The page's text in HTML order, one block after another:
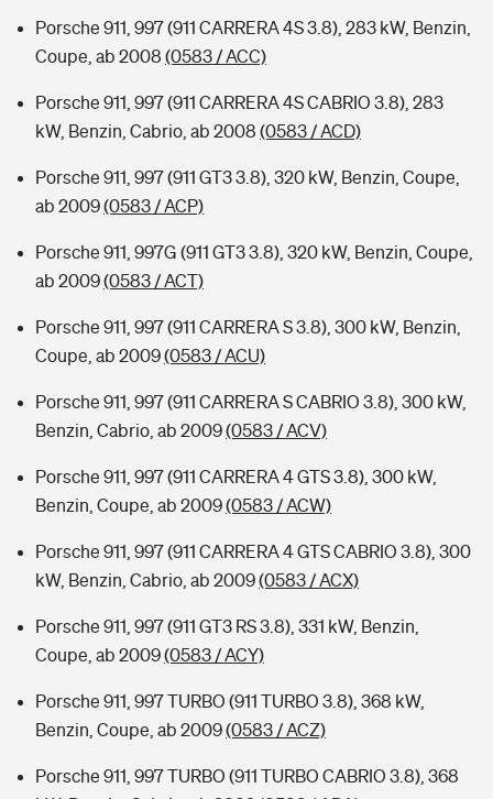
Porsche 911, 997 (911 CARRERA 4S 3.8), 283 kW, Benzin,
Coupe, ab 2008 (0583 / ACC)
Porsche 911, 997 (911 CARRERA 4S CABRIO 3.8), 283
kW, Benzin, Cabrio, ab 2008 (0583 / ACD)
Porsche 911, 997 (911 GT3 3.8), 320 kW, Benzin, Coupe,
ab 2009(0583 / ACP)
Porsche 911, 997G (911 GT3 3.8), 320 kW, Benzin, Coupe,
ab 2009(0583 / ACT)
Porsche 911, 997 (911 CARRERA S 3.8), 300 kW, Benzin,
Coupe, ab 2009(0583 / ACU)
Porsche 911, 997 (911 CARRERA S CABRIO 3.8), 300 kW,
Benzin, Cabrio, ab 2009(0583 / ACV)
Porsche 911, 997 (911 CARRERA 4 GTS 3.8), 300 kW,
Benzin, Coupe, ab 2009(0583 / ACW)
Porsche 911, 997 (911 CARRERA 4 GTS CABRIO 3.8), 300
kW, Benzin, Cabrio, ab 2009(0583 / ACX)
Porsche 911, 997 (911 GT3 RS 3.8), 331 kW, Benzin,
Coupe, ab 2009(0583 / ACY)
Porsche 911, 997 TURBO (911 TURBO 3.8), 368 kW,
Benzin, Coupe, ab 2009(0583 / ACZ)
Porsche 911, 997 TURBO (911 TURBO CABRIO 3.8), 368